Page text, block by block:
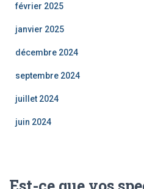
février 2025
janvier 2025
décembre 2024
septembre 2024
juillet 2024
juin 2024